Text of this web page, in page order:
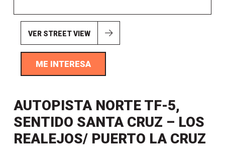
VER STREET VIEW
ME INTERESA
AUTOPISTA NORTE TF-5,
SENTIDO SANTA CRUZ – LOS
REALEJOS/ PUERTO LA CRUZ